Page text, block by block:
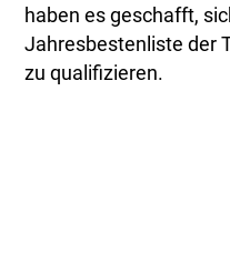
haben es geschafft,
Jahresbestenliste der
zu qualifizieren.